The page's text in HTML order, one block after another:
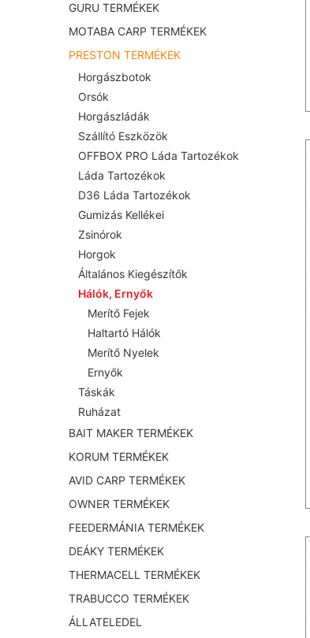
GURU TERMÉKEK
MOTABA CARP TERMÉKEK
PRESTON TERMÉKEK
Horgászbotok
Orsók
Horgászládák
Szállító Eszközök
OFFBOX PRO Láda Tartozékok
Láda Tartozékok
D36 Láda Tartozékok
Gumizás Kellékei
Zsinórok
Horgok
Általános Kiegészítők
Hálók, Ernyők
Merítő Fejek
Haltartó Hálók
Merítő Nyelek
Ernyők
Táskák
Ruházat
BAIT MAKER TERMÉKEK
KORUM TERMÉKEK
AVID CARP TERMÉKEK
OWNER TERMÉKEK
FEEDERMÁNIA TERMÉKEK
DEÁKY TERMÉKEK
THERMACELL TERMÉKEK
TRABUCCO TERMÉKEK
ÁLLATELEDEL